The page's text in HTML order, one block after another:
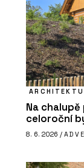
Na
celoroční
8. 6. 2026 /